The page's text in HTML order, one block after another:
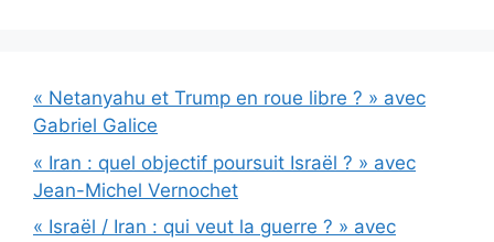
« Netanyahu et Trump en roue libre ? » avec
Gabriel Galice
« Iran : quel objectif poursuit Israël ? » avec
Jean-Michel Vernochet
« Israël / Iran : qui veut la guerre ? » avec